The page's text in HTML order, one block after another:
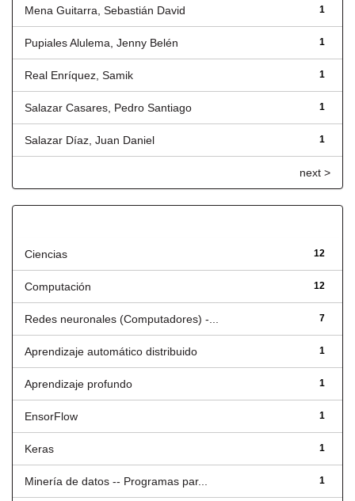
1
Mena Guitarra, Sebastián David
1
Pupiales Alulema, Jenny Belén
1
Real Enríquez, Samik
1
Salazar Casares, Pedro Santiago
1
Salazar Díaz, Juan Daniel
next >
12
Ciencias
12
Computación
7
Redes neuronales (Computadores) -...
1
Aprendizaje automático distribuido
1
Aprendizaje profundo
1
EnsorFlow
1
Keras
1
Minería de datos -- Programas par...